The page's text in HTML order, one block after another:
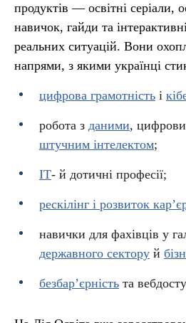
продуктів — освітні серіали,
навичок, гайди та
реальних ситуацій. Вони
напрями, з якими українці
цифрова грамотність і
робота з даними,
штучним інтелектом;
ІТ- й дотичні професії;
рескілінг і розвиток
навички для фахівців у
державного сектору й
безбар’єрність та